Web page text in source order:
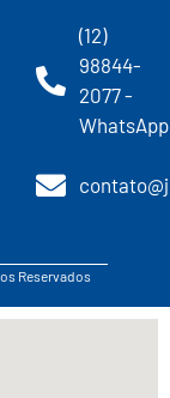
(12)
98844-
2077 -
WhatsApp
Reservados